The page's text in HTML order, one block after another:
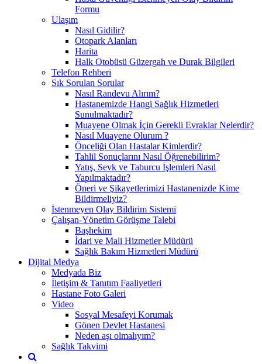
Formu
Ulaşım
Nasıl Gidilir?
Otopark Alanları
Harita
Halk Otobüsü Güzergah ve Durak Bilgileri
Telefon Rehberi
Sık Sorulan Sorular
Nasıl Randevu Alırım?
Hastanemizde Hangi Sağlık Hizmetleri
Sunulmaktadır?
Muayene Olmak İçin Gerekli Evraklar Nelerdir?
Nasıl Muayene Olurum ?
Önceliği Olan Hastalar Kimlerdir?
Tahlil Sonuçlarını Nasıl Öğrenebilirim?
Yatış, Sevk ve Taburcu İşlemleri Nasıl
Yapılmaktadır?
Öneri ve Şikayetlerimizi Hastanenizde Kime
Bildirmeliyiz?
İstenmeyen Olay Bildirim Sistemi
Çalışan-Yönetim Görüşme Talebi
Başhekim
İdari ve Mali Hizmetler Müdürü
Sağlık Bakım Hizmetleri Müdürü
Dijital Medya
Medyada Biz
İletişim & Tanıtım Faaliyetleri
Hastane Foto Galeri
Video
Sosyal Mesafeyi Korumak
Gönen Devlet Hastanesi
Neden aşı olmalıyım?
Sağlık Takvimi